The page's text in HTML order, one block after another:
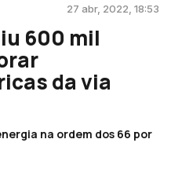
27 abr, 2022, 18:53
600 mil
da via
na ordem dos 66 por